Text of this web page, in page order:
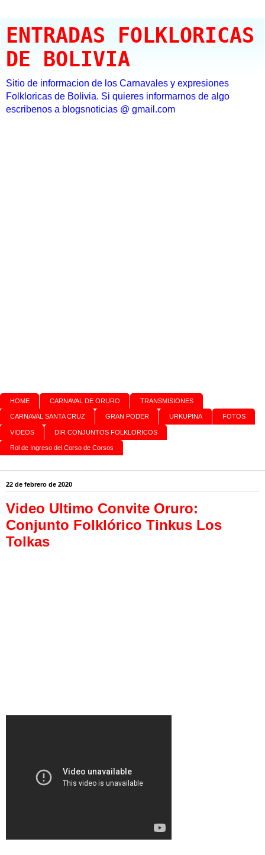
ENTRADAS FOLKLORICAS
DE BOLIVIA
Sitio de informacion de los Carnavales y expresiones
Folkloricas de Bolivia. Si quieres informarnos de algo
escribenos a blogsnoticias @ gmail.com
HOME CARNAVAL DE ORURO TRANSMISIONES
CARNAVAL SANTA CRUZ GRAN PODER URKUPINA FOTOS
VIDEOS DIR CONJUNTOS FOLKLORICOS
Rol de Ingreso del Corso de Corsos
22 de febrero de 2020
Video Ultimo Convite Oruro:
Conjunto Folklórico Tinkus Los
Tolkas